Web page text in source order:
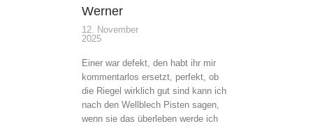
Bewertet mit
Werner
12. November
2025
Einer war defekt, den habt ihr mir
kommentarlos ersetzt, perfekt, ob
die Riegel wirklich gut sind kann ich
nach den Wellblech Pisten sagen,
wenn sie das überleben werde ich